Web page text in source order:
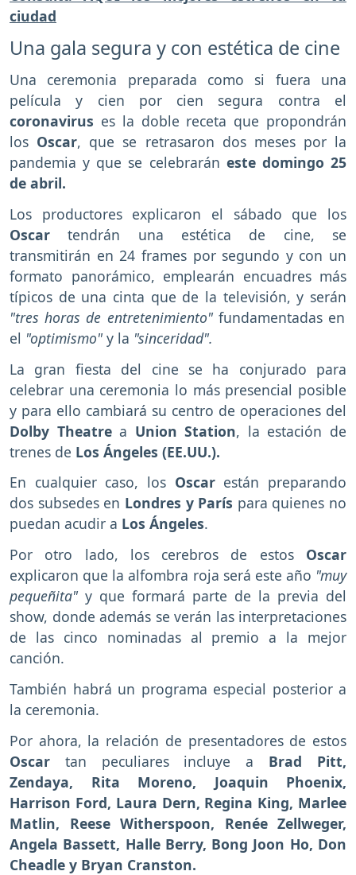
ciudad
Una gala segura y con estética de cine
Una ceremonia preparada como si fuera una
película y cien por cien segura contra el
coronavirus es la doble receta que propondrán
los Oscar, que se retrasaron dos meses por la
pandemia y que se celebrarán este domingo 25
de abril.
Los productores explicaron el sábado que los
Oscar tendrán una estética de cine, se
transmitirán en 24 frames por segundo y con un
formato panorámico, emplearán encuadres más
típicos de una cinta que de la televisión, y serán
"tres horas de entretenimiento"fundamentadas en
el "optimismo" y la "sinceridad".
La gran fiesta del cine se ha conjurado para
celebrar una ceremonia lo más presencial posible
y para ello cambiará su centro de operaciones del
Dolby Theatrea Union Station, la estación de
trenes de Los Ángeles (EE.UU.).
En cualquier caso, los Oscarestán preparando
dos subsedes en Londres y París para quienes no
puedan acudir a Los Ángeles.
Por otro lado, los cerebros de estos Oscar
explicaron que la alfombra roja será este año "muy
pequeñita" y que formará parte de la previa del
show, donde además se verán las interpretaciones
de las cinco nominadas al premio a la mejor
canción.
También habrá un programa especial posterior a
la ceremonia.
Por ahora, la relación de presentadores de estos
Oscar tan peculiares incluye a Brad Pitt,
Zendaya, Rita Moreno, Joaquin Phoenix,
Harrison Ford, Laura Dern, Regina King, Marlee
Matlin, Reese Witherspoon, Renée Zellweger,
Angela Bassett, Halle Berry, Bong Joon Ho, Don
Cheadle y Bryan Cranston.